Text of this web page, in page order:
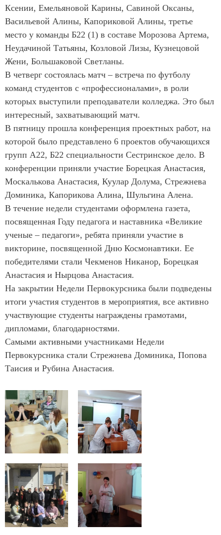
Ксении, Емельяновой Карины, Савиной Оксаны,
Васильевой Алины, Капориковой Алины, третье
место у команды Б22 (1) в составе Морозова Артема,
Неудачиной Татьяны, Козловой Лизы, Кузнецовой
Жени, Большаковой Светланы.
В четверг состоялась матч – встреча по футболу
команд студентов с «профессионалами», в роли
которых выступили преподаватели колледжа. Это был
интересный, захватывающий матч.
В пятницу прошла конференция проектных работ, на
которой было представлено 6 проектов обучающихся
групп А22, Б22 специальности Сестринское дело. В
конференции приняли участие Борецкая Анастасия,
Москалькова Анастасия, Куулар Долума, Стрежнева
Доминика, Капорикова Алина, Шульгина Алена.
В течение недели студентами оформлена газета,
посвященная Году педагога и наставника «Великие
ученые – педагоги», ребята приняли участие в
викторине, посвященной Дню Космонавтики. Ее
победителями стали Чекменов Никанор, Борецкая
Анастасия и Нырцова Анастасия.
На закрытии Недели Первокурсника были подведены
итоги участия студентов в мероприятия, все активно
участвующие студенты награждены грамотами,
дипломами, благодарностями.
Самыми активными участниками Недели
Первокурсника стали Стрежнева Доминика, Попова
Таисия и Рубина Анастасия.